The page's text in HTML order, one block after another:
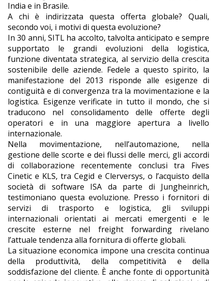
India e in Brasile.
A chi è indirizzata questa offerta globale? Quali,
secondo voi, i motivi di questa evoluzione?
In 30 anni, SITL ha accolto, talvolta anticipato e sempre
supportato le grandi evoluzioni della logistica,
funzione diventata strategica, al servizio della crescita
sostenibile delle aziende. Fedele a questo spirito, la
manifestazione del 2013 risponde alle esigenze di
contiguità e di convergenza tra la movimentazione e la
logistica. Esigenze verificate in tutto il mondo, che si
traducono nel consolidamento delle offerte degli
operatori e in una maggiore apertura a livello
internazionale.
Nella movimentazione, nell’automazione, nella
gestione delle scorte e dei flussi delle merci, gli accordi
di collaborazione recentemente conclusi tra Fives
Cinetic e KLS, tra Cegid e Clerversys, o l’acquisto della
società di software ISA da parte di Jungheinrich,
testimoniano questa evoluzione. Presso i fornitori di
servizi di trasporto e logistica, gli sviluppi
internazionali orientati ai mercati emergenti e le
crescite esterne nel freight forwarding rivelano
l’attuale tendenza alla fornitura di offerte globali.
La situazione economica impone una crescita continua
della produttività, della competitività e della
soddisfazione del cliente. È anche fonte di opportunità